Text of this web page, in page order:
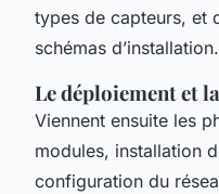
types de capteurs, et
schémas d’installation.
Le déploiement et
Viennent ensuite les
modules, installation
configuration du